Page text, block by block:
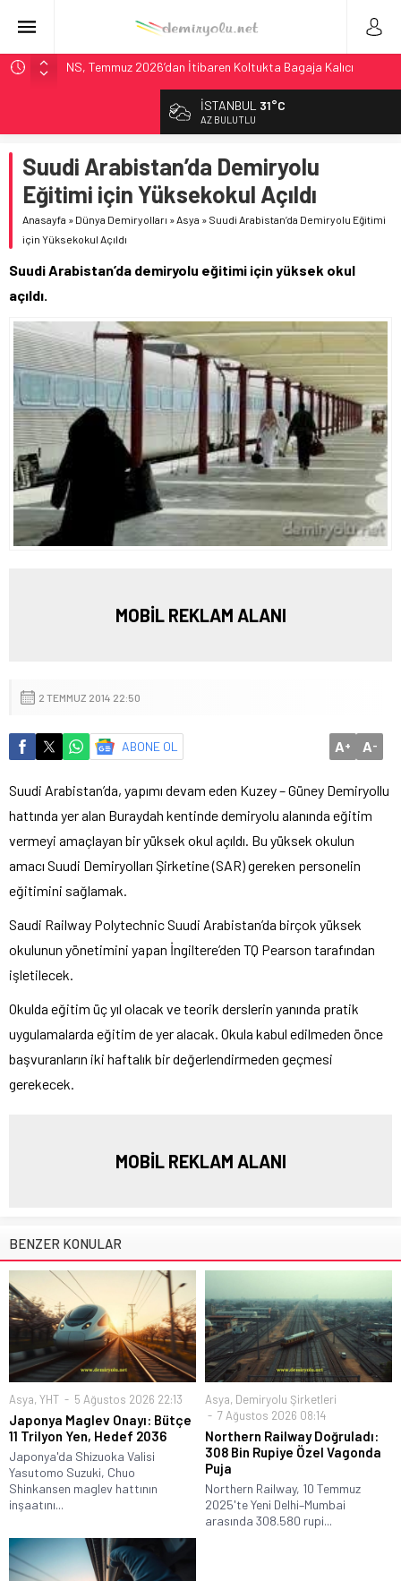
NS, Temmuz 2026’dan İtibaren Koltukta Bagaja Kalıcı
Madrid Atocha’da 56 Milyon Euro’luk Yenileme: Sol Tüneli
Çekya ETCS’de Erken Teslim Ama Ulusal Hedef 730 km’ye
Düştü
České dráhy 101 Yaşındaki Buharlıyı Šumava Seferlerine
Çıkarıyor
ÖBB ve RFI’dan Brenner’da 15 Günlük Bakım: Tren Seferleri
Duruyor
İSTANBUL 31°C
AZ BULUTLU
Suudi Arabistan’da Demiryolu
Eğitimi için Yüksekokul Açıldı
Anasayfa » Dünya Demiryolları »Asya » Suudi Arabistan’da Demiryolu Eğitimi
için Yüksekokul Açıldı
Suudi Arabistan’da demiryolu eğitimi için yüksek okul
açıldı.
MOBİL REKLAM ALANI
2 TEMMUZ 2014 22:50
ABONE OL A+ A-
Suudi Arabistan’da, yapımı devam eden Kuzey – Güney Demiryollu
hattında yer alan Buraydah kentinde demiryolu alanında eğitim
vermeyi amaçlayan bir yüksek okul açıldı. Bu yüksek okulun
amacı Suudi Demiryolları Şirketine (SAR) gereken personelin
eğitimini sağlamak.
Saudi Railway Polytechnic Suudi Arabistan’da birçok yüksek
okulunun yönetimini yapan İngiltere’den TQ Pearson tarafından
işletilecek.
Okulda eğitim üç yıl olacak ve teorik derslerin yanında pratik
uygulamalarda eğitim de yer alacak. Okula kabul edilmeden önce
başvuranların iki haftalık bir değerlendirmeden geçmesi
gerekecek.
MOBİL REKLAM ALANI
BENZER KONULAR
Asya, YHT 5 Ağustos 2026 22:13
Japonya Maglev Onayı: Bütçe
11 Trilyon Yen, Hedef 2036
Japonya'da Shizuoka Valisi
Yasutomo Suzuki, Chuo
Shinkansen maglev hattının
inşaatını...
Asya, Demiryolu Şirketleri
7 Ağustos 2026 08:14
Northern Railway Doğruladı:
308 Bin Rupiye Özel Vagonda
Puja
Northern Railway, 10 Temmuz
2025'te Yeni Delhi–Mumbai
arasında 308.580 rupi...